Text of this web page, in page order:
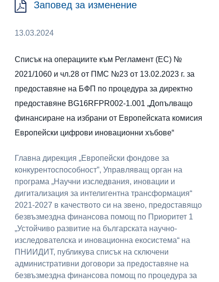
Заповед за изменение
13.03.2024
Списък на операциите към Регламент (ЕС) №
2021/1060 и чл.28 от ПМС №23 от 13.02.2023 г. за
предоставяне на БФП по процедура за директно
предоставяне BG16RFPR002-1.001 „Допълващо
финансиране на избрани от Европейската комисия
Европейски цифрови иновационни хъбове“
Главна дирекция „Европейски фондове за
конкурентоспособност”, Управляващ орган на
програма „Научни изследвания, иновации и
дигитализация за интелигентна трансформация“
2021-2027 в качеството си на звено, предоставящо
безвъзмездна финансова помощ по Приоритет 1
„Устойчиво развитие на българската научно-
изследователска и иновационна екосистема“ на
ПНИИДИТ, публикува списък на сключени
административни договори за предоставяне на
безвъзмездна финансова помощ по процедура за